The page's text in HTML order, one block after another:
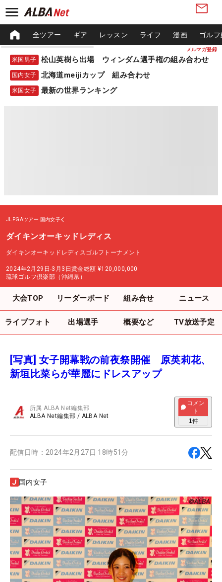
メルマガ登録
全ツアー ギア レッスン ライフ 漫画 ゴル
米国男子 松山英樹ら出場 ウィンダム選手権の組み合わせ
国内女子 北海道meijiカップ 組み合わせ
米国女子 最新の世界ランキング
JLPGAツアー 国内女子
ダイキンオーキッドレディス
ダイキンオーキッドレディスゴルフトーナメント
2024年2月29日-3月3日賞金総額 ¥120,000,000
琉球ゴルフ倶楽部（沖縄県）
大会TOP リーダーボード 組み合せ ニュース
ライブフォト 出場選手 概要など TV放送予定
[写真] 女子開幕戦の前夜祭開催 原英莉花、
新垣比菜らが華麗にドレスアップ
所属ALBA Net編集部
ALBA Net編集部 / ALBA Net
コメン
ト
1件
配信日時： 2024年2月27日 18時51分
国内女子